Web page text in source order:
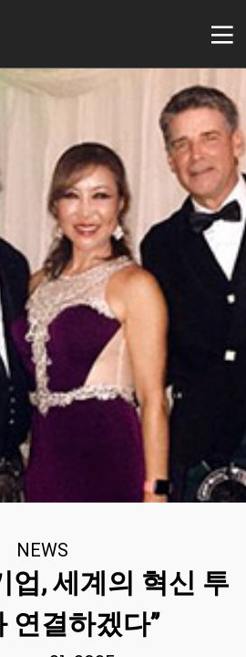
NEWS
업, 세계의 혁신 투
연결하겠다”